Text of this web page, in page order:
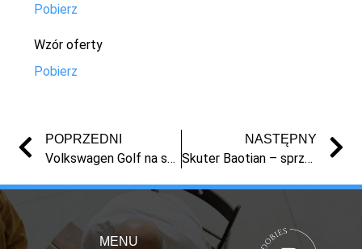
Pobierz
Wzór oferty
Pobierz
POPRZEDNI
Volkswagen Golf na sprzedaż – syndyk | licytacja Toruń | masa upadłości
NASTĘPNY
Skuter Baotian – sprzedaż syndyk | licytacja Toruń | masa upadłości
MENU